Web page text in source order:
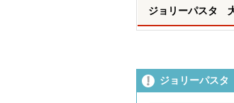
ジョリーパスタ
ジョリーパス